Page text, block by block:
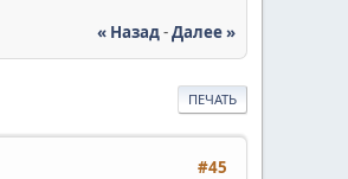
« Назад-Далее »
ПЕЧАТЬ
#45